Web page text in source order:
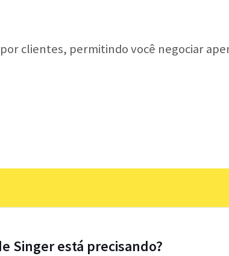
clientes, permitindo você negociar
Singer está precisando?